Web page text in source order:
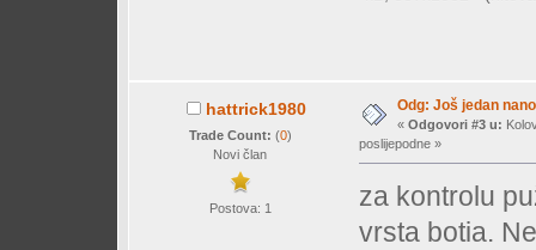
hattrick1980
Trade Count: (0)
Novi član
Postova: 1
Odg: Još jedan
« Odgovori #3 u:
poslijepodne »
za kontrolu
vrsta botia.